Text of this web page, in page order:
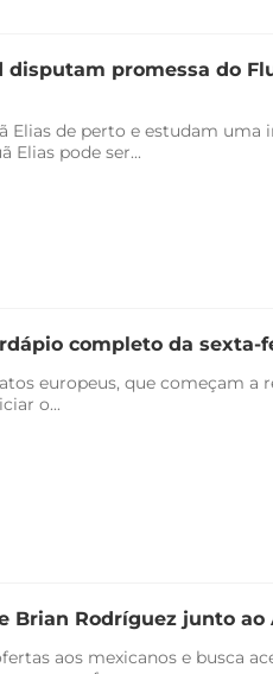
disputam promessa do
Elias de perto e estudam uma
Elias pode ser...
completo da sexta-
europeus, que começam a
o...
Brian Rodríguez junto ao
aos mexicanos e busca